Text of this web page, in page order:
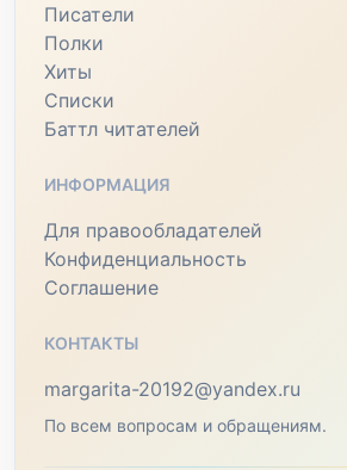
Писатели
Полки
Хиты
Списки
Баттл читателей
ИНФОРМАЦИЯ
Для правообладателей
Конфиденциальность
Соглашение
КОНТАКТЫ
margarita-20192@yandex.ru
По всем вопросам и обращениям.